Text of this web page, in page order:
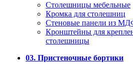
Столешницы мебельные
Кромка для столешниц
Стеновые панели из
Кронштейны для
столешницы
03. Пристеночные бортики